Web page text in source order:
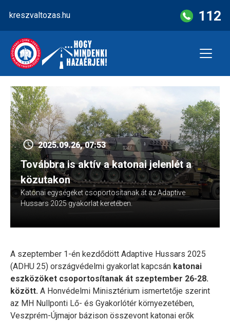
content
kreszvaltozas.hu 112
2025.09.26, 07:53
Továbbra is aktív a katonai jelenlét a
közutakon
Katonai egységeket csoportosítanak át az Adaptive
Hussars 2025 gyakorlat keretében.
A szeptember 1-én kezdődött Adaptive Hussars 2025
(ADHU 25) országvédelmi gyakorlat kapcsán katonai
eszközöket csoportosítanak át szeptember 26-28.
között. A Honvédelmi Minisztérium ismertetője szerint
az MH Nullponti Lő- és Gyakorlótér környezetében,
Veszprém-Újmajor bázison összevont katonai erők